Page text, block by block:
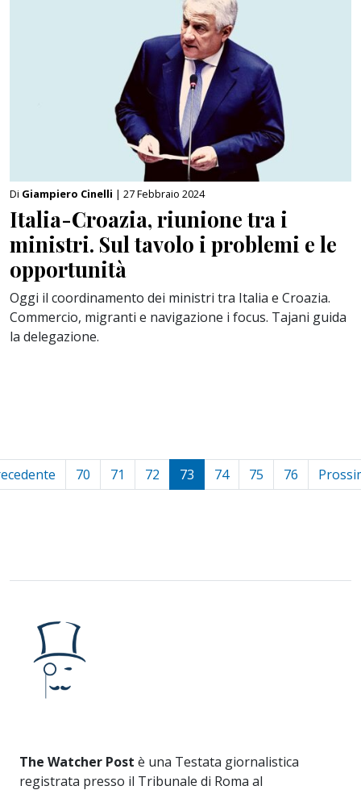
Di Giampiero Cinelli | 27 Febbraio 2024
Italia-Croazia, riunione tra i
ministri. Sul tavolo i problemi e le
opportunità
Oggi il coordinamento dei ministri tra Italia e Croazia.
Commercio, migranti e navigazione i focus. Tajani guida
la delegazione.
70 71 72 73 74 75 76
The Watcher Post è una Testata giornalistica
registrata presso il Tribunale di Roma al